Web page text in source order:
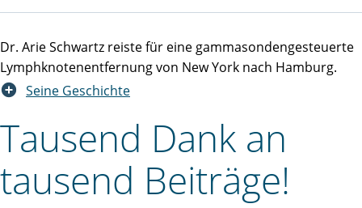
Dr. Arie Schwartz reiste für eine gammasondengesteuerte
Lymphknotenentfernung von New York nach Hamburg.
Seine Geschichte
Tausend Dank an
tausend Beiträge!